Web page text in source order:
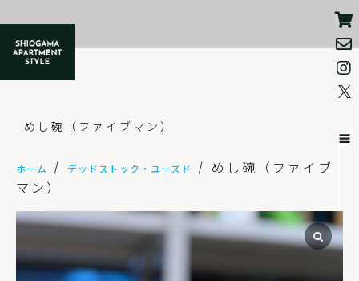
へ
めし碗（ファイブマン）
ホーム / デッドストック・ユーズド
/ めし碗（ファイブ
マン）